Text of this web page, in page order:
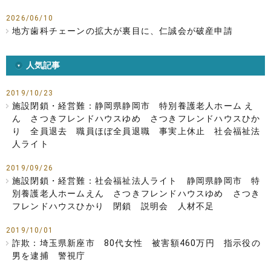
2026/06/10
地方歯科チェーンの拡大が裏目に、仁誠会が破産申請
人気記事
2019/10/23
施設閉鎖・経営難：静岡県静岡市 特別養護老人ホーム え
ん さつきフレンドハウスゆめ さつきフレンドハウスひか
り 全員退去 職員ほぼ全員退職 事実上休止 社会福祉法
人ライト
2019/09/26
施設閉鎖・経営難：社会福祉法人ライト 静岡県静岡市 特
別養護老人ホームえん さつきフレンドハウスゆめ さつき
フレンドハウスひかり 閉鎖 説明会 人材不足
2019/10/01
詐欺：埼玉県新座市 80代女性 被害額460万円 指示役の
男を逮捕 警視庁